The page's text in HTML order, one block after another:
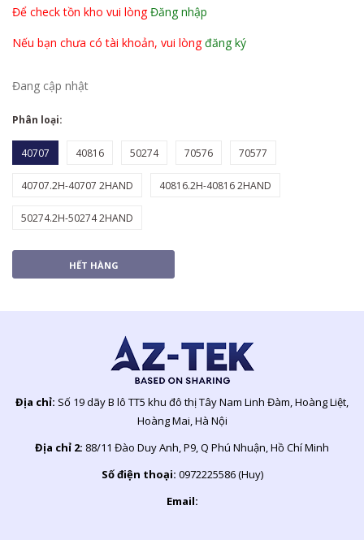
Để check tồn kho vui lòngĐăng nhập
Nếu bạn chưa có tài khoản, vui lòngđăng ký
Đang cập nhật
Phân loại:
40707 40816 50274 70576 70577
40707.2H-40707 2HAND 40816.2H-40816 2HAND
50274.2H-50274 2HAND
HẾT HÀNG
Địa chỉ: Số 19 dãy B lô TT5 khu đô thị Tây Nam Linh Đàm, Hoàng Liệt,
Hoàng Mai, Hà Nội
Địa chỉ 2: 88/11 Đào Duy Anh, P9, Q Phú Nhuận, Hồ Chí Minh
Số điện thoại: 0972225586 (Huy)
Email: